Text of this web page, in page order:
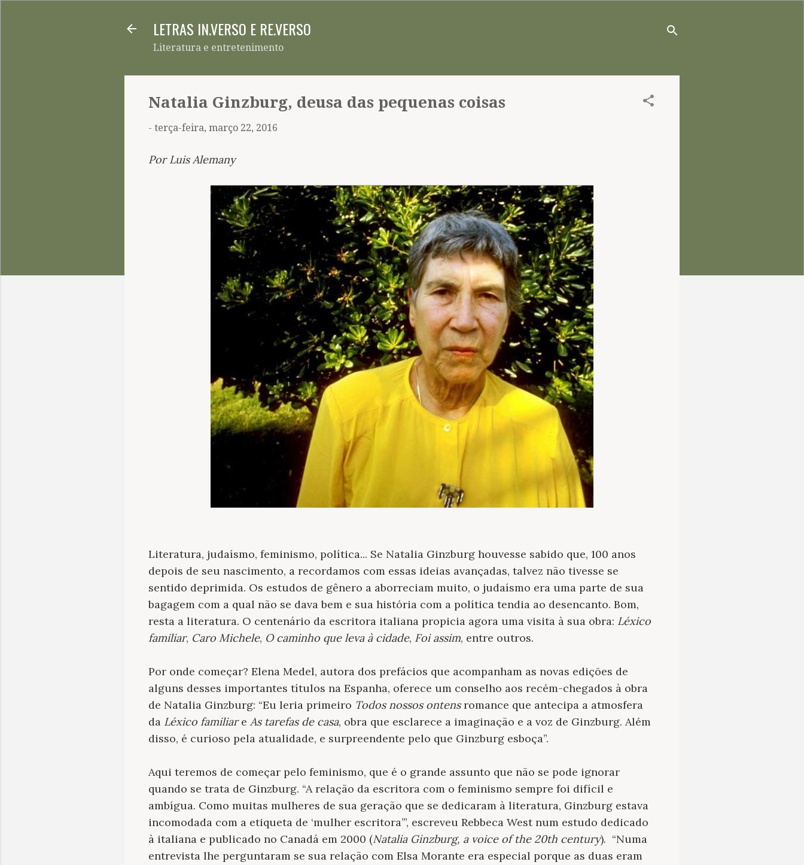
LETRAS IN.VERSO E RE.VERSO
Literatura e entretenimento
Natalia Ginzburg, deusa das pequenas coisas
- terça-feira, março 22, 2016
Por Luis Alemany
Literatura, judaísmo, feminismo, política... Se Natalia Ginzburg houvesse sabido que, 100 anos
depois de seu nascimento, a recordamos com essas ideias avançadas, talvez não tivesse se
sentido deprimida. Os estudos de gênero a aborreciam muito, o judaísmo era uma parte de sua
bagagem com a qual não se dava bem e sua história com a política tendia ao desencanto. Bom,
resta a literatura. O centenário da escritora italiana propicia agora uma visita à sua obra: Léxico
familiar, Caro Michele, O caminho que leva à cidade, Foi assim, entre outros.
Por onde começar? Elena Medel, autora dos prefácios que acompanham as novas edições de
alguns desses importantes títulos na Espanha, oferece um conselho aos recém-chegados à obra
de Natalia Ginzburg: “Eu leria primeiro Todos nossos ontensromance que antecipa a atmosfera
da Léxico familiare As tarefas de casa, obra que esclarece a imaginação e a voz de Ginzburg. Além
disso, é curioso pela atualidade, e surpreendente pelo que Ginzburg esboça”.
Aqui teremos de começar pelo feminismo, que é o grande assunto que não se pode ignorar
quando se trata de Ginzburg. “A relação da escritora com o feminismo sempre foi difícil e
ambígua. Como muitas mulheres de sua geração que se dedicaram à literatura, Ginzburg estava
incomodada com a etiqueta de ‘mulher escritora’”, escreveu Rebbeca West num estudo dedicado
à italiana e publicado no Canadá em 2000 (Natalia Ginzburg, a voice of the 20th century). “Numa
entrevista lhe perguntaram se sua relação com Elsa Morante era especial porque as duas eram